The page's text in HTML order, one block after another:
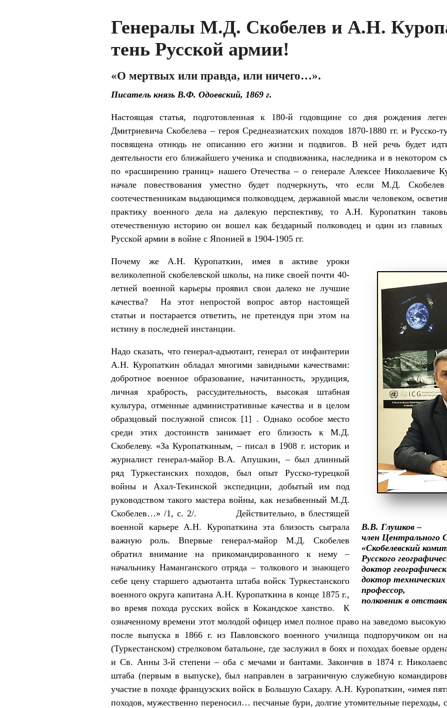
Генералы М.Д. Скобелев и А.Н.
тень Русской армии!
«О мертвых или правда, или ничего…».
Писатель князь В.Ф. Одоевский, 1869 г.
Настоящая статья, подготовленная к 180-й годовщине со дня рождения
Дмитриевича Скобелева – героя Среднеазиатских походов 1870-1880 гг. и Русско-
посвящена отнюдь не описанию его жизни и подвигов. В ней речь будет идти
деятельности его ближайшего ученика и сподвижника, наследника и в некотором
по «расширению границ» нашего Отечества – о генерале Алексее Николаевиче
начале повествования уместно будет подчеркнуть, что если М.Д.
соотечественникам выдающимся полководцем, державной мысли человеком,
практику военного дела на далекую перспективу, то А.Н. Куропаткин
отечественную историю он вошел как бездарный полководец и один из главных
Русской армии в войне с Японией в 1904-1905 гг.
В.В. Глушков –
член
«Скобелевский
Русского
доктор
доктор технических
профессор,
полковник в
Почему же А.Н. Куропаткин, имея в активе уроки
великолепной скобелевской школы, на пике своей почти 40-
летней военной карьеры проявил свои далеко не лучшие
качества? На этот непростой вопрос автор настоящей
статьи и постарается ответить, не претендуя при этом на
истину в последней инстанции.
Надо сказать, что генерал-адъютант, генерал от инфантерии
А.Н. Куропаткин обладал многими завидными качествами:
добротное военное образование, начитанность, эрудиция,
личная храбрость, рассудительность, высокая штабная
культура, отменные административные качества и в целом
образцовый послужной список [1] . Однако особое место
среди этих достоинств занимает его близость к М.Д.
Скобелеву. «За Куропаткиным, – писал в 1908 г. историк и
журналист генерал-майор В.А. Апушкин, – был длинный
ряд Туркестанских походов, был опыт Русско-турецкой
войны и Ахал-Текинской экспедиции, добытый им под
руководством такого мастера войны, как незабвенный М.Д.
Скобелев…» /1, с. 2/. Действительно, в блестящей
военной карьере А.Н. Куропаткина эта близость сыграла
важную роль. Впервые генерал-майор М.Д. Скобелев
обратил внимание на прикомандированного к нему –
начальнику Наманганского отряда – толкового и знающего
себе цену старшего адъютанта штаба войск Туркестанского
военного округа капитана А.Н. Куропаткина в конце 1875 г.,
во время похода русских войск в Кокандское ханство. К
означенному времени этот молодой офицер имел полное право на заведомо
после выпуска в 1866 г. из Павловского военного училища подпоручиком он
(Туркестанском) стрелковом батальоне, где заслужил в боях и походах боевые
и Св. Анны 3-й степени – оба с мечами и бантами. Закончив в 1874 г.
штаба (первым в выпуске), был направлен в заграничную служебную
участие в походе французских войск в Большую Сахару. А.Н. Куропаткин, «имея
походов, мужественно переносил… песчаные бури, долгие утомительные переходы,